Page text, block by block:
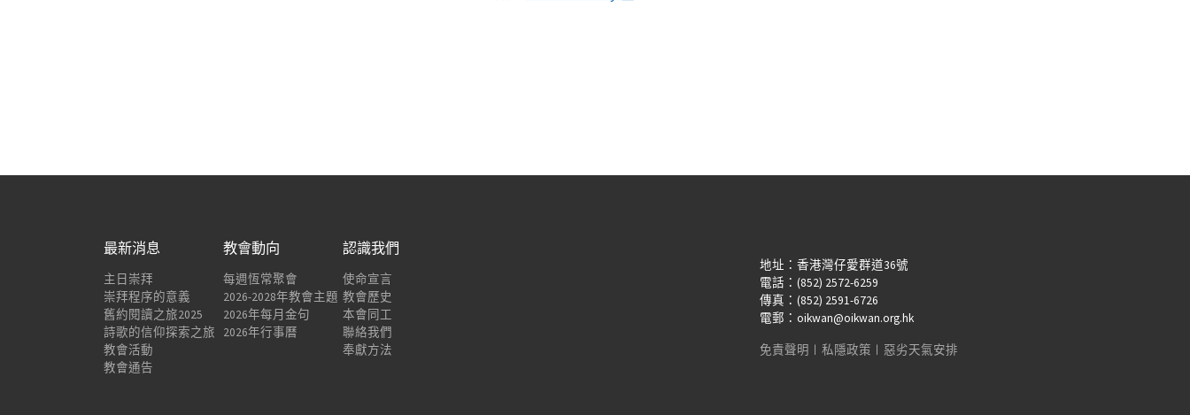
最新消息
主日崇拜
崇拜程序的意義
舊約閱讀之旅2025
詩歌的信仰探索之旅
教會活動
教會通告
教會動向
每週恆常聚會
2026-2028年教會主題
2026年每月金句
2026年行事曆
認識我們
使命宣言
教會歷史
本會同工
聯絡我們
奉獻方法
地址：香港灣仔愛群道36號
電話：(852) 2572-6259
傳真：(852) 2591-6726
電郵：oikwan@oikwan.org.hk
免責聲明 私隱政策 惡劣天氣安排